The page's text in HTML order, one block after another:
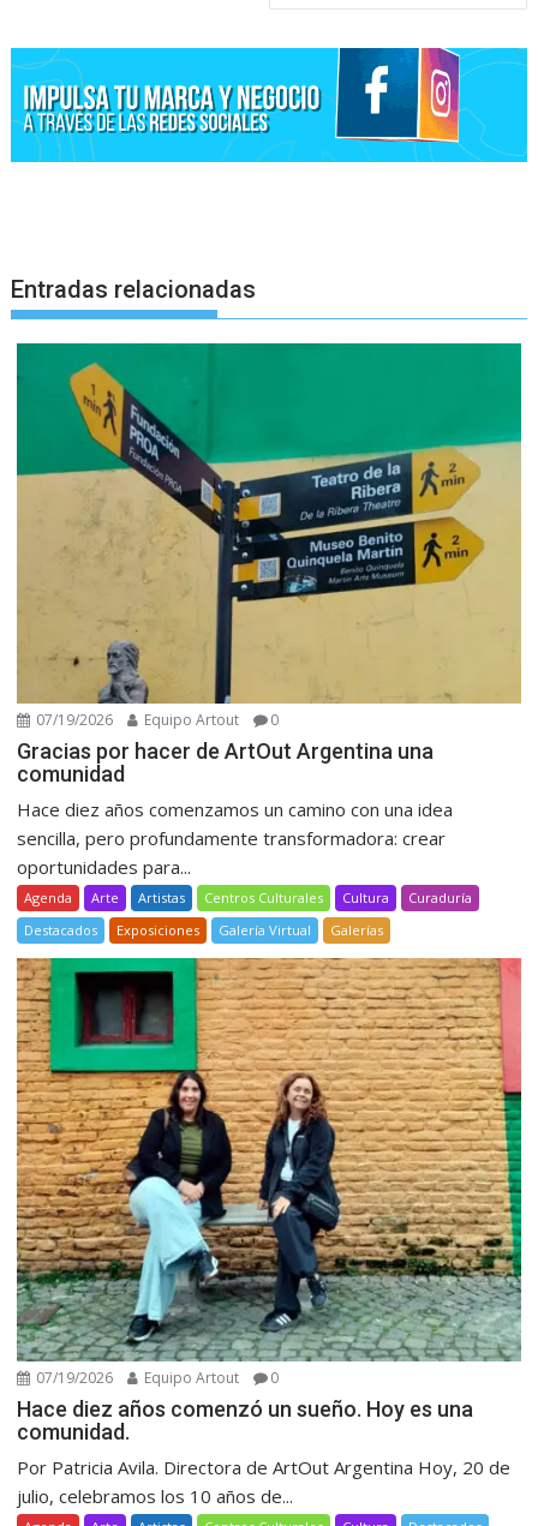
Entradas relacionadas
07/19/2026 Equipo Artout 0
Gracias por hacer de ArtOut Argentina una
comunidad
Hace diez años comenzamos un camino con una idea
sencilla, pero profundamente transformadora: crear
oportunidades para...
Agenda Arte Artistas Centros Culturales Cultura
Curaduría
Destacados
Exposiciones Galería Virtual Galerías
07/19/2026 Equipo Artout 0
Hace diez años comenzó un sueño. Hoy es una
comunidad.
Por Patricia Avila. Directora de ArtOut Argentina Hoy, 20 de
julio, celebramos los 10 años de...